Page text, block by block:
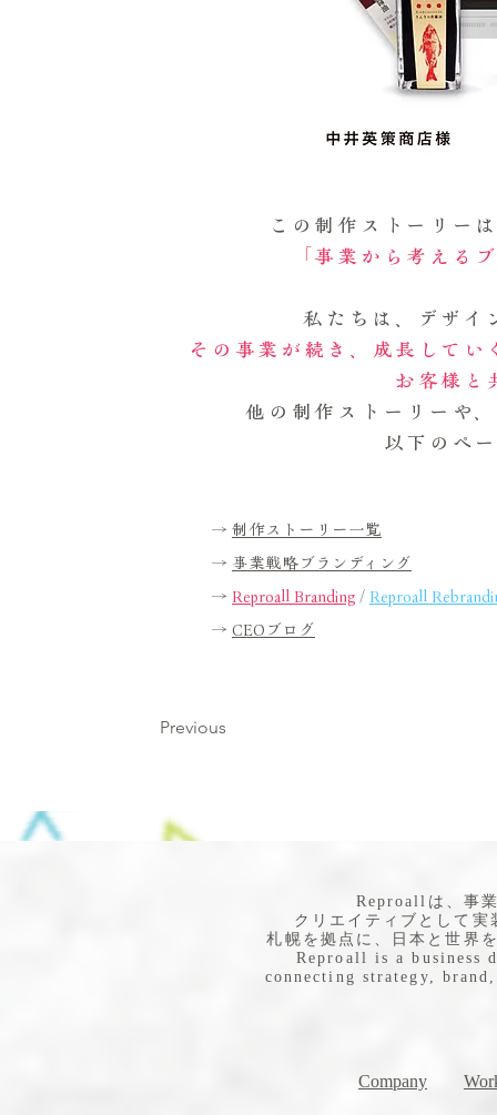
この制作ストーリー
「事業から考える
私たちは、デザイ
その事業が続き、成長して
お客様と
他の制作ストーリーや
以下のペ
→ 制作ストーリー一覧
→ 事業戦略ブランディング
→ Reproall Branding / Reproall
→ CEOブログ
Previous
​Reproallは、事
クリエイティブとして
札幌を拠点に、日本と世界
Reproall is a business
connecting strategy,
Company